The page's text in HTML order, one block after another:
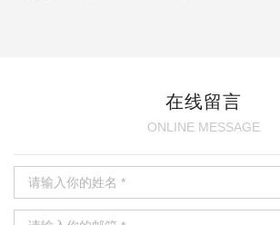
在线留言
ONLINE MESSAGE